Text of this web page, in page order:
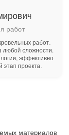
работ
работ.
сложности.
эффективно
этап проекта.
материалов